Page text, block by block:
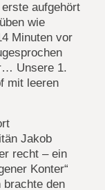
aufgehört
wie
Minuten vor
Unsere 1.
mit leeren
Jakob
recht – ein
Konter“
den